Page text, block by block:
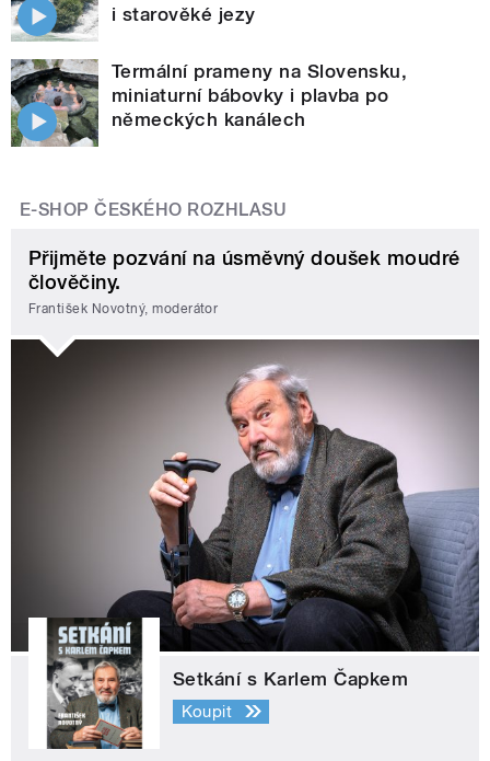
i starověké jezy
Termální prameny na Slovensku,
miniaturní bábovky i plavba po
německých kanálech
E-SHOP ČESKÉHO ROZHLASU
Přijměte pozvání na úsměvný doušek moudré
člověčiny.
František Novotný, moderátor
Setkání s Karlem Čapkem
Koupit